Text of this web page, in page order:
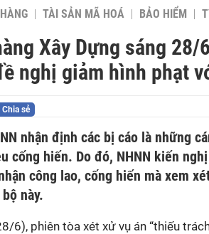
TÀI SẢN MÃ HOÁ BẢO HIỂM
Xây Dựng sáng 28/
nghị giảm hình phạt
Chia sẻ
nhận định các bị cáo là những
cống hiến. Do đó, NHNN kiến
công lao, cống hiến mà xem
này.
6), phiên tòa xét xử vụ án “thiếu